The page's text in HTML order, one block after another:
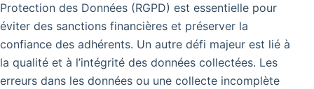
Protection des Données (RGPD) est essentielle pour
éviter des sanctions financières et préserver la
confiance des adhérents. Un autre défi majeur est lié à
la qualité et à l’intégrité des données collectées. Les
erreurs dans les données ou une collecte incomplète